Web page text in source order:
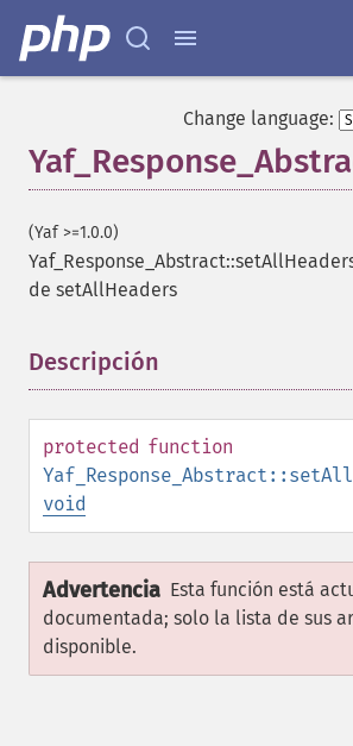
Change language:
(Yaf >=1.0.0)
de setAllHeaders
Descripción
protected function
void
Advertencia Esta función está
documentada; solo la lista de sus
disponible.